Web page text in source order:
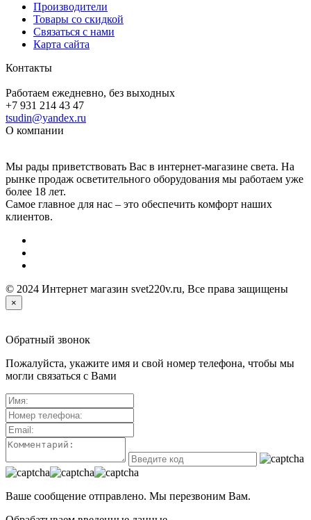
Производители
Товары со скидкой
Связаться с нами
Карта сайта
Контакты
Работаем ежедневно, без выходных
+7 931 214 43 47
tsudin@yandex.ru
О компании
Мы рады приветствовать Вас в интернет-магазине света. На
рынке продаж осветительного оборудования мы работаем уже
более 18 лет.
Самое главное для нас – это обеспечить комфорт наших
клиентов.
© 2024 Интернет магазин svet220v.ru, Все права защищены
×
Обратный звонок
Пожалуйста, укажите имя и свой номер телефона, чтобы мы
могли связаться с Вами
Ваше сообщение отправлено. Мы перезвоним Вам.